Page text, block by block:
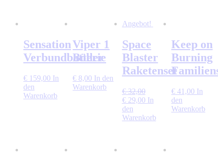
Sensation
Verbundbatterie
€ 159,00 In
den
Warenkorb
Viper 1
Böller
€ 8,00 In den
Warenkorb
Angebot!
Space
Blaster
Raketenset
€32,00
Ursprünglicher
Preis
war:
€29,00Aktueller
ist:
In
den
Warenkorb
Keep on
Burning
€41,00 In
den
Warenkorb